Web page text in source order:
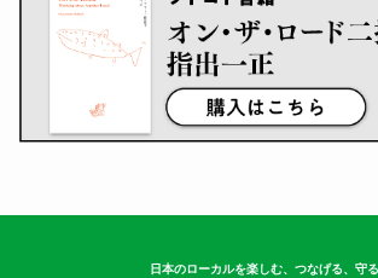
日本のローカルを楽しむ、つなげる、守る